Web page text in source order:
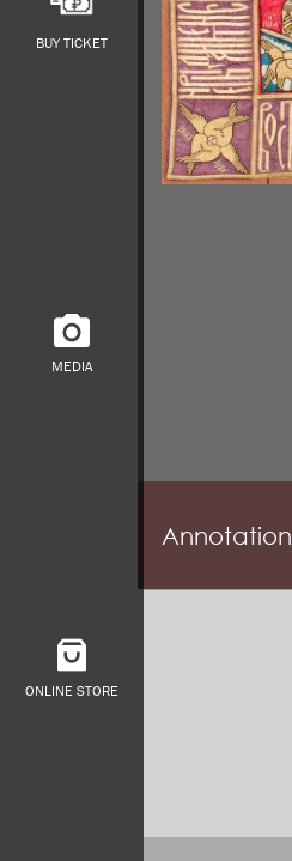
BUY TICKET
MEDIA
ONLINE STORE
Annotation